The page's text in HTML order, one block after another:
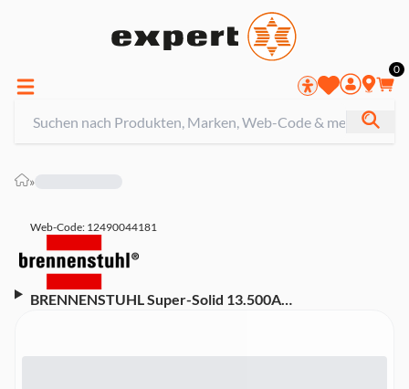
0
»
Web-Code: 12490044181
BRENNENSTUHL Super-Solid 13.500A